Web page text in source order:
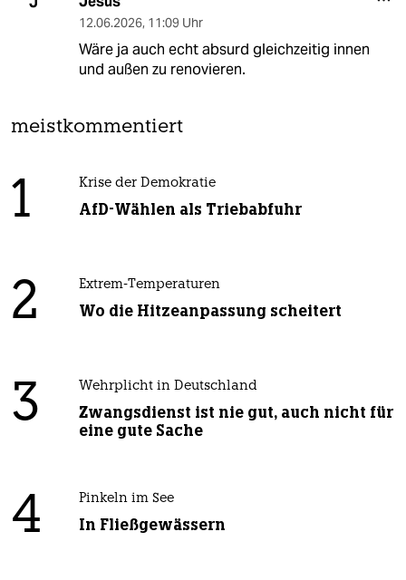
12.06.2026, 11:09 Uhr
Wäre ja auch echt absurd gleichzeitig innen
und außen zu renovieren.
meistkommentiert
1 Krise der Demokratie
AfD-Wählen als Triebabfuhr
2 Extrem-Temperaturen
Wo die Hitzeanpassung scheitert
3 Wehrplicht in Deutschland
Zwangsdienst ist nie gut, auch nicht für
eine gute Sache
4 Pinkeln im See
In Fließgewässern